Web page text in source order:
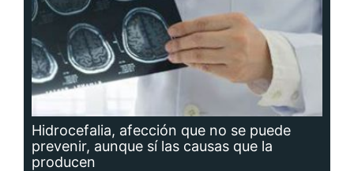
Hidrocefalia, afección que no se puede
prevenir, aunque sí las causas que la
producen